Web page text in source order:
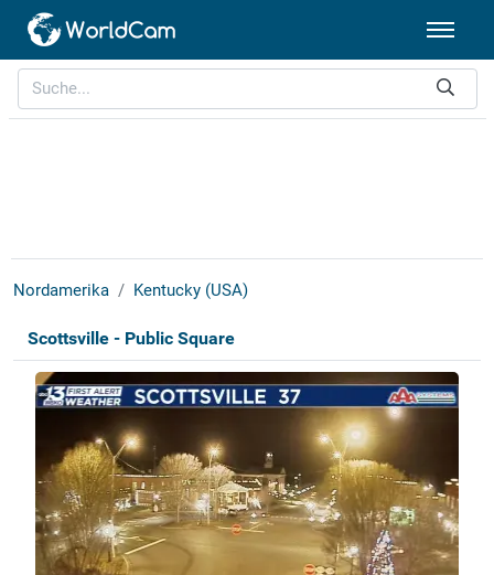
Nordamerika Kentucky (USA)
Scottsville - Public Square